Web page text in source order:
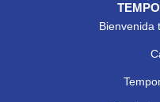
Bienvenida